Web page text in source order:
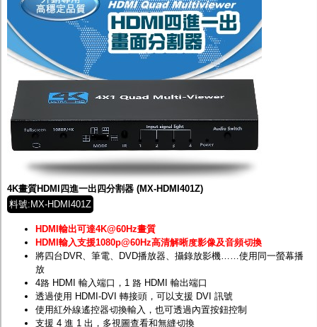
4K畫質HDMI四進一出四分割器 (MX-HDMI401Z)
料號:MX-HDMI401Z
HDMI輸出可達4K@60Hz畫質
HDMI輸入支援1080p@60Hz高清解晰度影像及音頻切換
將四台DVR、筆電、DVD播放器、攝錄放影機……使用同一螢幕播
放
4路 HDMI 輸入端口，1 路 HDMI 輸出端口
透過使用 HDMI-DVI 轉接頭，可以支援 DVI 訊號
使用紅外線遙控器切換輸入，也可透過內置按鈕控制
支援 4 進 1 出，多視圖查看和無縫切換